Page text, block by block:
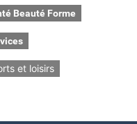
Beauté Forme
et loisirs